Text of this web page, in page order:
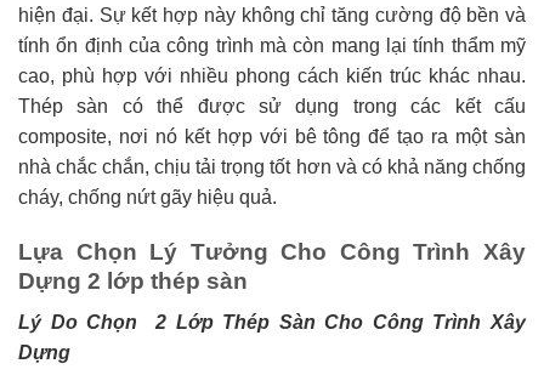
hiện đại. Sự kết hợp này không chỉ tăng cường độ bền và
tính ổn định của công trình mà còn mang lại tính thẩm mỹ
cao, phù hợp với nhiều phong cách kiến trúc khác nhau.
Thép sàn có thể được sử dụng trong các kết cấu
composite, nơi nó kết hợp với bê tông để tạo ra một sàn
nhà chắc chắn, chịu tải trọng tốt hơn và có khả năng chống
cháy, chống nứt gãy hiệu quả.
Lựa Chọn Lý Tưởng Cho Công Trình Xây
Dựng 2 lớp thép sàn
Lý Do Chọn 2 Lớp Thép Sàn Cho Công Trình Xây
Dựng